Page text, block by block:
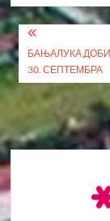
Кретање
чланка
БАЊАЛУКА
30. СЕПТЕМБРА